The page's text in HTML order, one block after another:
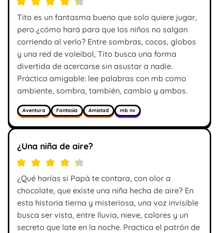
Tito es un fantasma bueno que solo quiere jugar,
pero ¿cómo hará para que los niños no salgan
corriendo al verlo? Entre sombras, cocos, globos
y una red de voleibol, Tito busca una forma
divertida de acercarse sin asustar a nadie.
Práctica amigable: lee palabras con mb como
ambiente, sombra, también, cambio y ambos.
Aventura Fantasía Amistad mb nv
¿Una niña de aire?
¿Qué harías si Papá te contara, con olor a
chocolate, que existe una niña hecha de aire? En
esta historia tierna y misteriosa, una voz invisible
busca ser vista, entre lluvia, nieve, colores y un
secreto que late en la noche. Practica el patrón de